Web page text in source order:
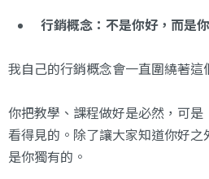
行銷概念：不是你好，而是
我自己的行銷概念會一直圍繞著這
你把教學、課程做好是必然，可
看得見的。除了讓大家知道你好
是你獨有的。